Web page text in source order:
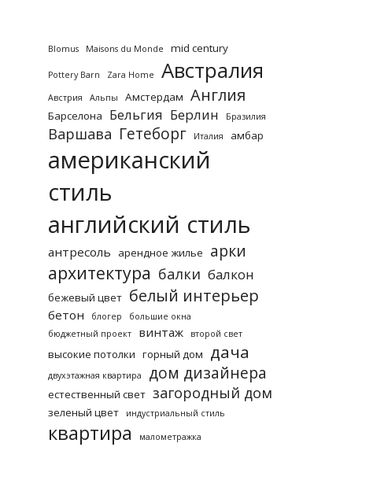
Blomus Maisons du Monde mid century
Pottery Barn Zara Home Австралия
Австрия Альпы Амстердам Англия
Барселона Бельгия Берлин Бразилия
Варшава Гетеборг Италия амбар
американский
стиль
английский стиль
антресоль арендное жилье арки
архитектура балки балкон
бежевый цвет белый интерьер
бетон блогер
большие окна
бюджетный проект
винтаж второй свет
высокие потолки горный дом дача
двухэтажная квартира дом дизайнера
естественный свет загородный дом
зеленый цвет индустриальный стиль
квартира малометражка